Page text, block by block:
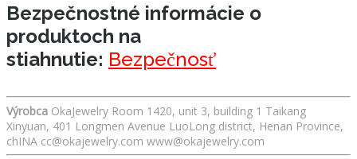
Bezpečnostné informácie o
produktoch na
stiahnutie: Bezpečnosť
Výrobca OkaJewelry Room 1420, unit 3, building 1 Taikang
Xinyuan, 401 Longmen Avenue LuoLong district, Henan Province,
chINA cc@okajewelry.com www@okajewelry.com